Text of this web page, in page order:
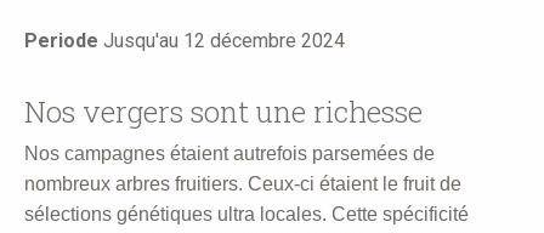
Periode Jusqu'au 12 décembre 2024
Nos vergers sont une richesse
Nos campagnes étaient autrefois parsemées de
nombreux arbres fruitiers. Ceux-ci étaient le fruit de
sélections génétiques ultra locales. Cette spécificité